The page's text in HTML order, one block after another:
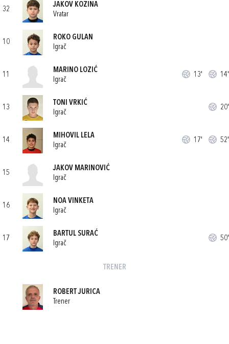
32
JAKOV KOZINA
Vratar
10
ROKO GULAN
Igrač
11
MARINO LOZIĆ
Igrač
13' 14'
13
TONI VRKIĆ
Igrač
20'
14
MIHOVIL LELA
Igrač
17' 52'
15
JAKOV MARINOVIĆ
Igrač
16
NOA VINKETA
Igrač
17
BARTUL SURAĆ
Igrač
50'
TRENER
ROBERT JURICA
Trener